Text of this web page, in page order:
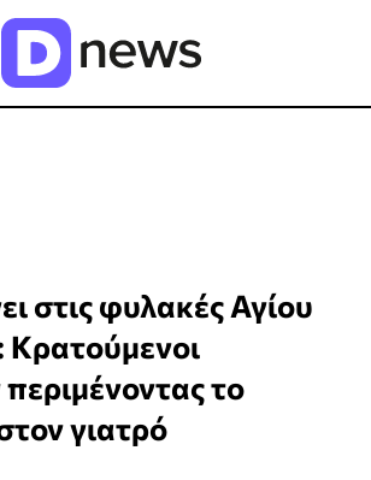
στις φυλακές Αγίου
το
γιατρό